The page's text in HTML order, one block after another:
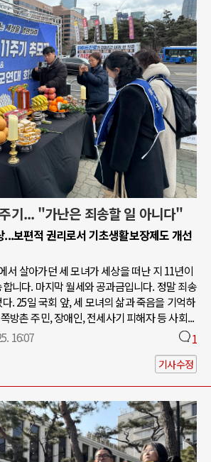
기... "가난은 죄송할 일 아니다"
...보편적 권리로서 기초생활보장제도 개선
서 살아가던 세 모녀가 세상을 떠난 지 11년이
니다. 마지막 월세와 공과금입니다. 정말 죄송
. 25일 국회 앞, 세 모녀의 삶과 죽음을 기억하
방촌 주민, 장애인, 전세사기 피해자 등 사회...
16:07 1
기사수정